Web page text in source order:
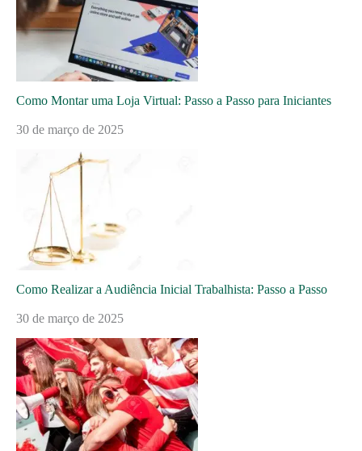
Como Montar uma Loja Virtual: Passo a Passo para Iniciantes
30 de março de 2025
Como Realizar a Audiência Inicial Trabalhista: Passo a Passo
30 de março de 2025